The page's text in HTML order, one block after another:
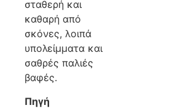
σταθερή και
καθαρή από
σκόνες, λοιπά
υπολείμματα και
σαθρές παλιές
βαφές.
Πηγή